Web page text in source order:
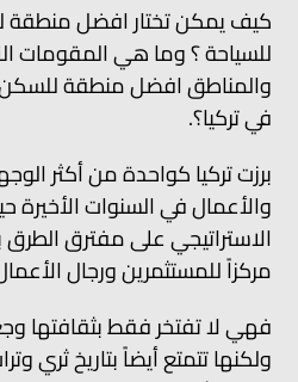
كيف يمكن تختار افضل
للسياحة ؟ وما هي المقومات
والمناطق افضل منطقة
في تركيا؟.
برزت تركيا كواحدة من أكثر
والأعمال في السنوات
الاستراتيجي على مفترق الطرق
مركزاً للمستثمرين ورجال
فهي لا تفتخر فقط بثقافتها
ولكنها تتمتع أيضاً بتاريخ ثري